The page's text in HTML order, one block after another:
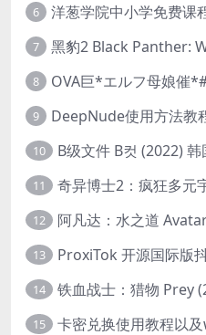
6 洋葱学院中小学免费课
7
8
9 DeepNude使用方法教
10
11
12
13
14 铁血战士：猎物 Prey
15 卡密兑换使用教程以